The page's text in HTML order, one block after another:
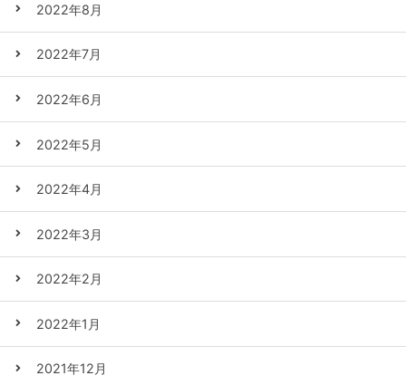
2022年8月
2022年7月
2022年6月
2022年5月
2022年4月
2022年3月
2022年2月
2022年1月
2021年12月